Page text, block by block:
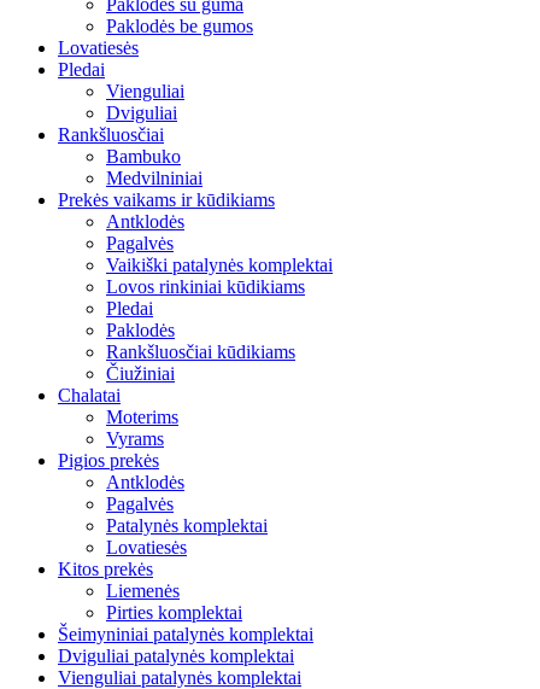
Paklodės su guma
Paklodės be gumos
Lovatiesės
Pledai
Vienguliai
Dviguliai
Rankšluosčiai
Bambuko
Medvilniniai
Prekės vaikams ir kūdikiams
Antklodės
Pagalvės
Vaikiški patalynės komplektai
Lovos rinkiniai kūdikiams
Pledai
Paklodės
Rankšluosčiai kūdikiams
Čiužiniai
Chalatai
Moterims
Vyrams
Pigios prekės
Antklodės
Pagalvės
Patalynės komplektai
Lovatiesės
Kitos prekės
Liemenės
Pirties komplektai
Šeimyniniai patalynės komplektai
Dviguliai patalynės komplektai
Vienguliai patalynės komplektai